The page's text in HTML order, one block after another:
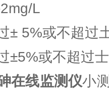
L
± 5%或不超过
±5%或不超过
在线监测仪小